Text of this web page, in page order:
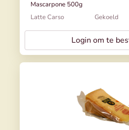
Mascarpone 500g
Latte Carso
Gekoeld
Login om te